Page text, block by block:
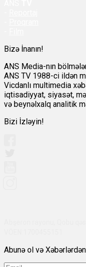
Bizə İnanın!
ANS Media-nın
ANS TV 1988-ci ildən
Vicdanlı multimedia
iqtisadiyyat, siyasət,
və beynəlxalq analitik
Bizi İzləyin!
Abunə ol və